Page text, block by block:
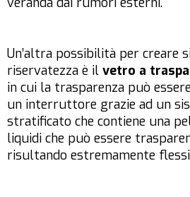
Un’altra possibilità per creare
riservatezza è il vetro a
in cui la trasparenza può
un interruttore grazie ad un
stratificato che contiene una
liquidi che può essere
risultando estremamente